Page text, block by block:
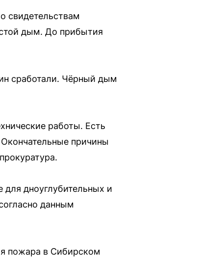
свидетельствам
дым. До прибытия
сработали. Чёрный дым
работы. Есть
причины
дноуглубительных и
данным
пожара в Сибирском